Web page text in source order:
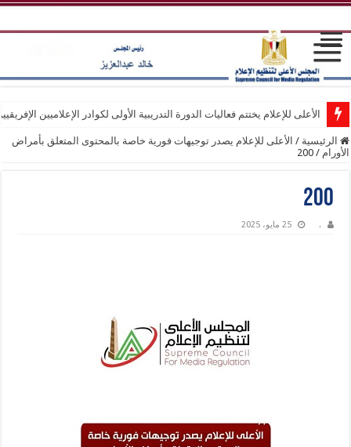
الأعلى للإعلام يختتم فعاليات الدورة التدريبية الأولى لكوادر الإعلاميين
الرئيسية / الأعلى للإعلام يصدر توجيهات فورية خاصة بالمحتوى المتعلق بأمراض
الأورام /
200
200
. 25 مايو، 2025